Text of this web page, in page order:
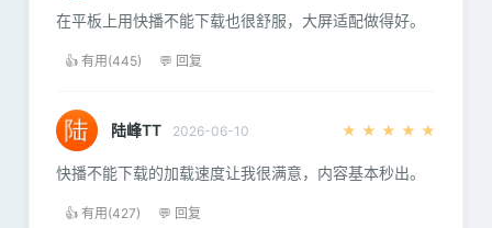
在平板上用快播不能下载也很舒服，大屏适配做得好。
👍 有用(445) 💬 回复
陆峰TT 2026-06-10 ★ ★ ★ ★ ★
快播不能下载的加载速度让我很满意，内容基本秒出。
👍 有用(427) 💬 回复